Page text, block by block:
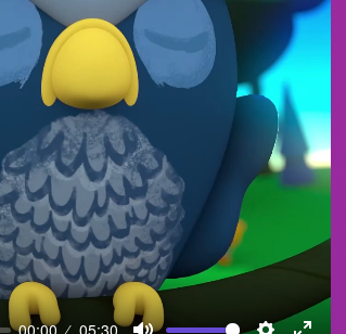
00:00 05:30